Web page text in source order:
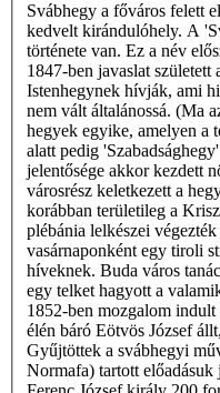
Svábhegy a főváros felett
kedvelt kirándulóhely. A
története van. Ez a név
1847-ben javaslat született
Istenhegynek hívják, ami
nem vált általánossá. (Ma
hegyek egyike, amelyen a
alatt pedig
jelentősége akkor kezdett
városrész keletkezett a
korábban területileg a
plébánia lelkészei
vasárnaponként egy tiroli
híveknek. Buda város
egy telket hagyott a
1852-ben mozgalom
élén báró Eötvös József
Gyűjtöttek a svábhegyi
Normafa) tartott